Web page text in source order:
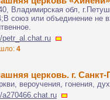
Владимирская обл,
союз или объединение не
petr_al.chat.ru
4
церковь. г. Санкт-
вероучения, гонения,
a270466.chat.ru